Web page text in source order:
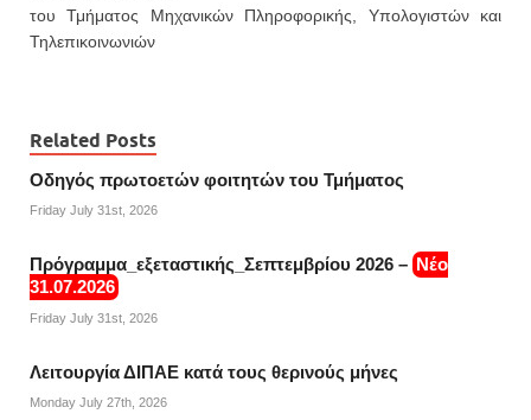
του Τμήματος Μηχανικών Πληροφορικής, Υπολογιστών και
Τηλεπικοινωνιών
Related Posts
Οδηγός πρωτοετών φοιτητών του Τμήματος
Friday July 31st, 2026
Πρόγραμμα_εξεταστικής_Σεπτεμβρίου 2026 – Νέο
31.07.2026
Friday July 31st, 2026
Λειτουργία ΔΙΠΑΕ κατά τους θερινούς μήνες
Monday July 27th, 2026